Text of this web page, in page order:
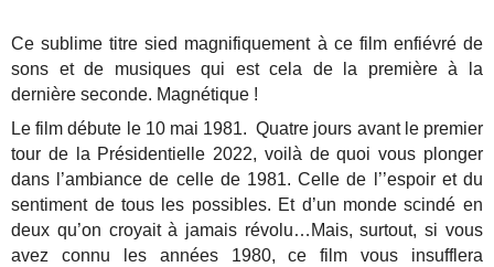
Ce sublime titre sied magnifiquement à ce film enfiévré de
sons et de musiques qui est cela de la première à la
dernière seconde. Magnétique !
Le film débute le 10 mai 1981. Quatre jours avant le premier
tour de la Présidentielle 2022, voilà de quoi vous plonger
dans l’ambiance de celle de 1981. Celle de l’’espoir et du
sentiment de tous les possibles. Et d’un monde scindé en
deux qu’on croyait à jamais révolu…Mais, surtout, si vous
avez connu les années 1980, ce film vous insufflera